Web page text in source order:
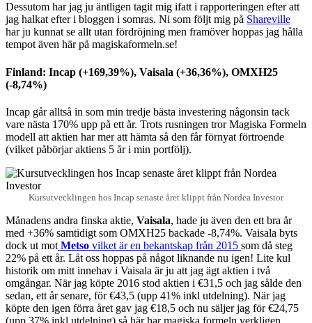
Dessutom har jag ju äntligen tagit mig ifatt i rapporteringen efter att
jag halkat efter i bloggen i somras. Ni som följt mig på Shareville
har ju kunnat se allt utan fördröjning men framöver hoppas jag hålla
tempot även här på magiskaformeln.se!
Finland: Incap (+169,39%), Vaisala (+36,36%), OMXH25
(-8,74%)
Incap går alltså in som min tredje bästa investering någonsin tack
vare nästa 170% upp på ett år. Trots rusningen tror Magiska Formeln
modell att aktien har mer att hämta så den får förnyat förtroende
(vilket påbörjar aktiens 5 år i min portfölj).
Kursutvecklingen hos Incap senaste året klippt från Nordea Investor
Månadens andra finska aktie, Vaisala, hade ju även den ett bra år
med +36% samtidigt som OMXH25 backade -8,74%. Vaisala byts
dock ut mot Metso vilket är en bekantskap från 2015 som då steg
22% på ett år. Låt oss hoppas på något liknande nu igen! Lite kul
historik om mitt innehav i Vaisala är ju att jag ägt aktien i två
omgångar. När jag köpte 2016 stod aktien i €31,5 och jag sålde den
sedan, ett år senare, för €43,5 (upp 41% inkl utdelning). När jag
köpte den igen förra året gav jag €18,5 och nu säljer jag för €24,75
(upp 37% inkl utdelning) så här har magiska formeln verkligen